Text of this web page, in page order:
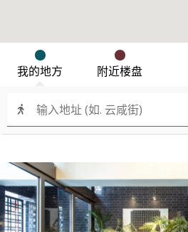
我的地方 附近楼盘